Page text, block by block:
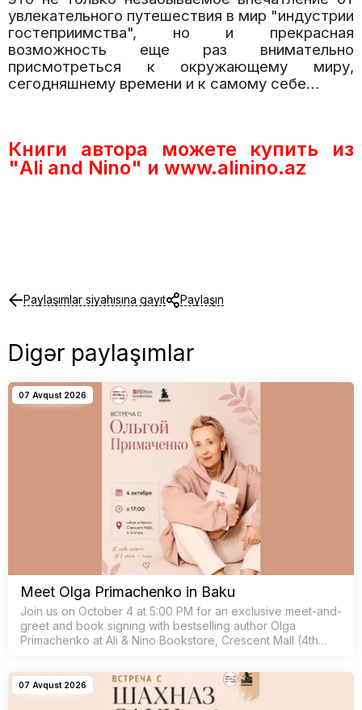
увлекательного путешествия в мир "индустрии
гостеприимства", но и прекрасная
возможность еще раз внимательно
присмотреться к окружающему миру,
сегодняшнему времени и к самому себе…
Книги автора можете купить из
"Ali and Nino" и www.alinino.az
Paylaşımlar siyahısına qayıt Paylaşın
Digər paylaşımlar
07 Avqust 2026
Meet Olga Primachenko in Baku
Join us on October 4 at 5:00 PM for an exclusive meet-and-
greet and book signing with bestselling author Olga
Primachenko at Ali & Nino Bookstore, Crescent Mall (4th
07 Avqust 2026